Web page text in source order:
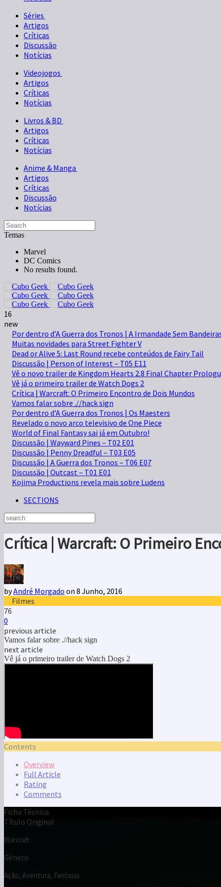
Séries
Artigos
Críticas
Discussão
Notícias
Videojogos
Artigos
Críticas
Notícias
Livros & BD
Artigos
Críticas
Notícias
Anime & Manga
Artigos
Críticas
Discussão
Notícias
Temas
Marvel
DC Comics
No results found.
16
new
Por dentro d’A Guerra dos Tronos | A Irmandade Sem
Muitas novidades para Street Fighter V
Dead or Alive 5: Last Round recebe conteúdos de Fairy Tail
Discussão | Person of Interest – T05 E11
Vê o novo trailer de Kingdom Hearts 2.8 Final Chapter
Vê já o primeiro trailer de Watch Dogs 2
Crítica | Warcraft: O Primeiro Encontro de Dois Mundos
Vamos falar sobre .//hack sign
Por dentro d’A Guerra dos Tronos | Os Maesters
Revelado o novo arco televisivo de One Piece
World of Final Fantasy sai já em Outubro!
Discussão | Wayward Pines – T02 E01
Discussão | Penny Dreadful – T03 E05
Discussão | A Guerra dos Tronos – T06 E07
Discussão | Outcast – T01 E01
Kojima Productions revela mais sobre Ludens
SECTIONS
Crítica | Warcraft: O Primeiro
byAndré Morgado on 8 Junho, 2016
Filmes
76
0
previous article
Vamos falar sobre .//hack sign
next article
Vê já o primeiro trailer de Watch Dogs 2
Ficha Técnica
Warcraft
Género
Ação, Aventura, Fantasia
Certificação
M/12
Estreia
09 de junho de 2016